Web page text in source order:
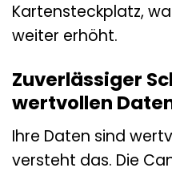
Kartensteckplatz,
weiter erhöht.
Zuverlässiger
wertvollen
Ihre Daten sind
versteht das. Die